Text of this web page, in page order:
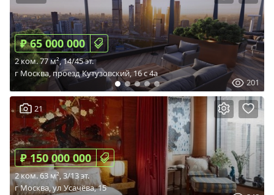
201
₽ 65 000 000
2 ком. 77 м², 14/45 эт.
г Москва, проезд Кутузовский, 16 c 4а
21
₽ 150 000 000
2 ком. 63 м², 3/13 эт.
г Москва, ул Усачёва, 15